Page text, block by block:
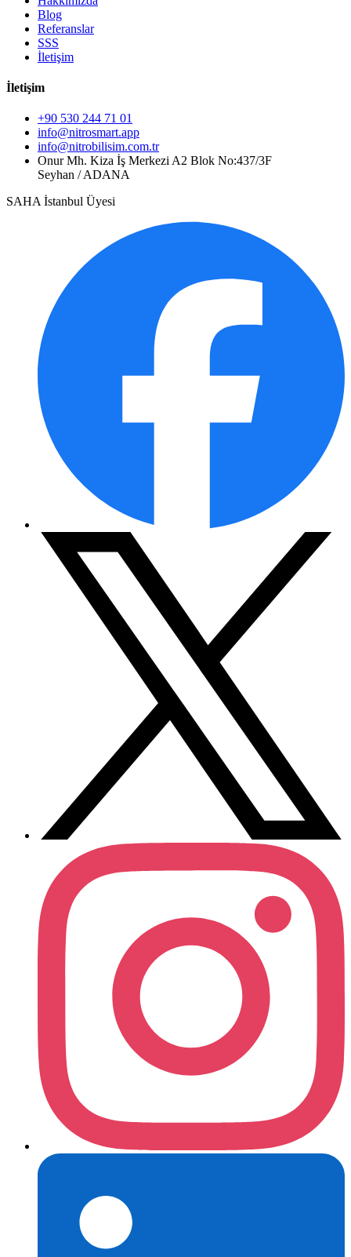
Blog
Referanslar
SSS
İletişim
İletişim
+90 530 244 71 01
info@nitrosmart.app
info@nitrobilisim.com.tr
Onur Mh. Kiza İş Merkezi A2 Blok No:437/3F
Seyhan / ADANA
SAHA İstanbul Üyesi